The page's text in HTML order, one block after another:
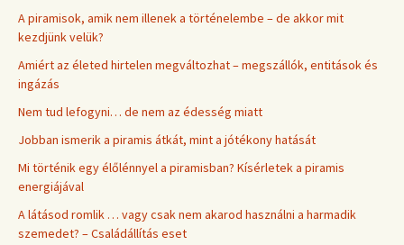
A piramisok, amik nem illenek a történelembe – de akkor mit
kezdjünk velük?
Amiért az életed hirtelen megváltozhat – megszállók, entitások és
ingázás
Nem tud lefogyni… de nem az édesség miatt
Jobban ismerik a piramis átkát, mint a jótékony hatását
Mi történik egy élőlénnyel a piramisban? Kísérletek a piramis
energiájával
A látásod romlik … vagy csak nem akarod használni a harmadik
szemedet? – Családállítás eset